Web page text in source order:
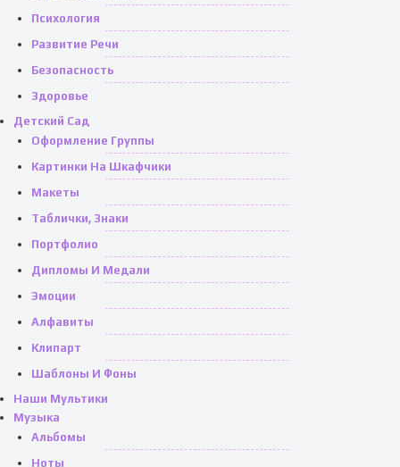
Психология
Развитие Речи
Безопасность
Здоровье
Детский Сад
Оформление Группы
Картинки На Шкафчики
Макеты
Таблички, Знаки
Портфолио
Дипломы И Медали
Эмоции
Алфавиты
Клипарт
Шаблоны И Фоны
Наши Мультики
Музыка
Альбомы
Ноты